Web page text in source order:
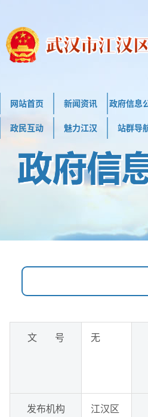
网站首页 新闻资讯 政府信息
政民互动 魅力江汉 站群导
文 号 无
发布机构
江汉区